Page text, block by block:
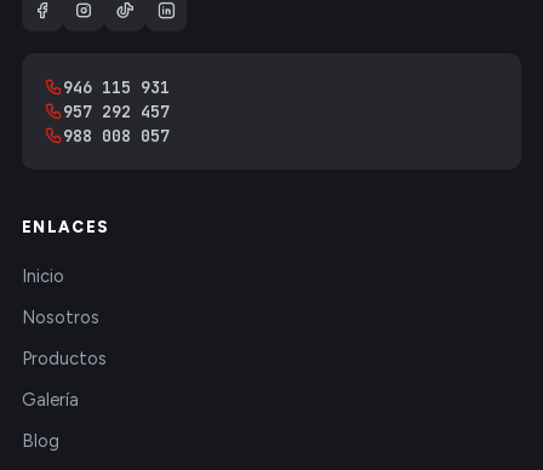
946 115 931
957 292 457
988 008 057
ENLACES
Inicio
Nosotros
Productos
Galería
Blog